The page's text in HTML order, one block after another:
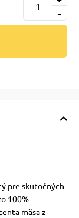
-
pre skutočných
100%
mäsa z